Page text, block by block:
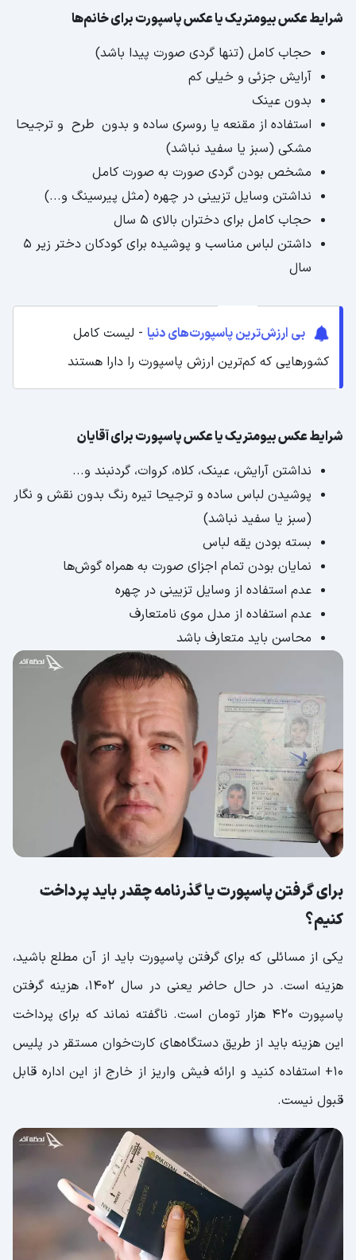
شرایط عکس بیومتریک یا عکس پاسپورت برای خانم‌ها
حجاب کامل (تنها گردی صورت پیدا باشد)
آرایش جزئی و خیلی کم
بدون عینک
استفاده از مقنعه یا روسری ساده و بدون طرح و ترجیحا
مشکی (سبز یا سفید نباشد)
مشخص بودن گردی صورت به صورت کامل
نداشتن وسایل تزیینی در چهره (مثل پیرسینگ و...)
حجاب کامل برای دختران بالای 5 سال
داشتن لباس مناسب و پوشیده برای کودکان دختر زیر 5
سال
بی ارزش‌ترین پاسپورت‌های دنیا - لیست کامل
کشورهایی که کم‌ترین ارزش پاسپورت را دارا هستند
شرایط عکس بیومتریک یا عکس پاسپورت برای آقایان
نداشتن آرایش، عینک، کلاه، کروات، گردنبند و...
پوشیدن لباس ساده و ترجیحا تیره رنگ بدون نقش و نگار
(سبز یا سفید نباشد)
بسته بودن یقه لباس
نمایان بودن تمام اجزای صورت به همراه گوش‌ها
عدم استفاده از وسایل تزیینی در چهره
عدم استفاده از مدل موی نامتعارف
محاسن باید متعارف باشد
برای گرفتن پاسپورت یا گذرنامه چقدر باید پرداخت
کنیم؟
یکی از مسائلی که برای گرفتن پاسپورت باید از آن مطلع باشید،
هزینه است. در حال حاضر یعنی در سال 1402، هزینه گرفتن
پاسپورت 420 هزار تومان است. ناگفته نماند که برای پرداخت
این هزینه باید از طریق دستگاه‌های کارت‌‎خوان مستقر در پلیس
10+ استفاده کنید و ارائه فیش واریز از خارج از این اداره قابل
قبول نیست.